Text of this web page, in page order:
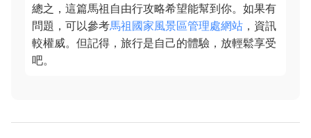
總之，這篇馬祖自由行攻略希望能幫到你。如果有
問題，可以參考馬祖國家風景區管理處網站 ，資訊
較權威。但記得，旅行是自己的體驗，放輕鬆享受
吧。